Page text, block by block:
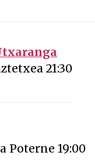
21:30
Poterne 19:00